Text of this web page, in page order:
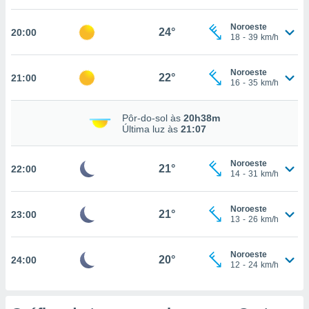
únicos
como a
IP e
seus
seu
20:00 24°
Noroeste
18 - 39 km/h
21:00 22°
Noroeste
16 - 35 km/h
Pôr-do-sol às 20h38m
Última luz às 21:07
22:00 21°
Noroeste
14 - 31 km/h
23:00 21°
Noroeste
13 - 26 km/h
24:00 20°
Noroeste
12 - 24 km/h